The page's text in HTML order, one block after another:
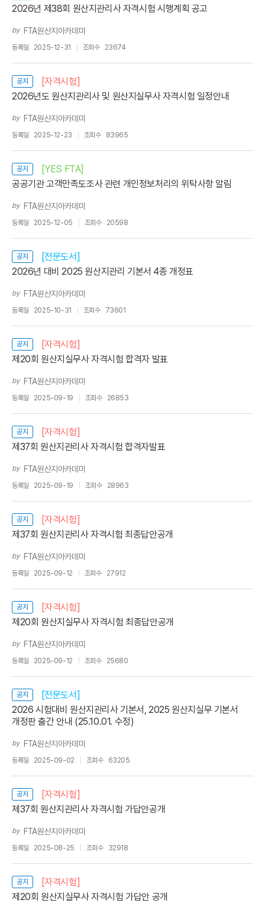
2026년 제38회 원산지관리사 자격시험 시행계획 공고
by FTA원산지아카데미
등록일 2025-12-31 조회수 23674
공지
[자격시험]
2026년도 원산지관리사 및 원산지실무사 자격시험 일정안내
by FTA원산지아카데미
등록일 2025-12-23 조회수 83965
공지
[YES FTA]
공공기관 고객만족도조사 관련 개인정보처리의 위탁사항 알림
by FTA원산지아카데미
등록일 2025-12-05 조회수 20598
공지
[전문도서]
2026년 대비 2025 원산지관리 기본서 4종 개정표
by FTA원산지아카데미
등록일 2025-10-31 조회수 73601
공지
[자격시험]
제20회 원산지실무사 자격시험 합격자 발표
by FTA원산지아카데미
등록일 2025-09-19 조회수 26853
공지
[자격시험]
제37회 원산지관리사 자격시험 합격자발표
by FTA원산지아카데미
등록일 2025-09-19 조회수 28963
공지
[자격시험]
제37회 원산지관리사 자격시험 최종답안공개
by FTA원산지아카데미
등록일 2025-09-12 조회수 27912
공지
[자격시험]
제20회 원산지실무사 자격시험 최종답안공개
by FTA원산지아카데미
등록일 2025-09-12 조회수 25680
공지
[전문도서]
2026 시험대비 원산지관리사 기본서, 2025 원산지실무 기본서
개정판 출간 안내 (25.10.01. 수정)
by FTA원산지아카데미
등록일 2025-09-02 조회수 63205
공지
[자격시험]
제37회 원산지관리사 자격시험 가답안공개
by FTA원산지아카데미
등록일 2025-08-25 조회수 32918
공지
[자격시험]
제20회 원산지실무사 자격시험 가답안 공개